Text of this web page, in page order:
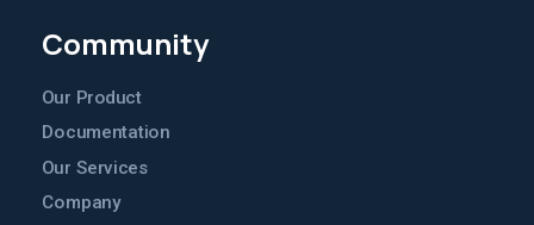
Community
Our Product
Documentation
Our Services
Company